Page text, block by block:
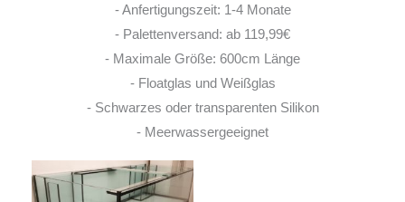
- Anfertigungszeit: 1-4 Monate
- Palettenversand: ab 119,99€
- Maximale Größe: 600cm Länge
- Floatglas und Weißglas
- Schwarzes oder transparenten Silikon
- Meerwassergeeignet